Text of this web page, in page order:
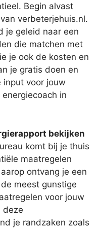
Begin alvast
verbeterjehuis.nl.
je geleid naar een
die matchen met
je ook de kosten en
je gratis doen en
voor jouw
in
bekijken
komt bij je thuis
maatregelen
ontvang je een
meest gunstige
voor jouw
deze
je randzaken zoals